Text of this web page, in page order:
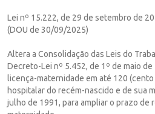
Lei nº 15.222, de 29 de setembro de
(DOU de 30/09/2025)
Altera a Consolidação das Leis do
Decreto-Lei nº 5.452, de 1º de maio
licença-maternidade em até 120
hospitalar do recém-nascido e de sua
julho de 1991, para ampliar o prazo de